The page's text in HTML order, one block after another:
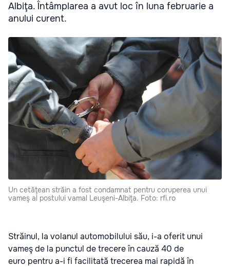
Albiţa. Întâmplarea a avut loc în luna februarie a
anului curent.
Un cetăţean străin a fost condamnat pentru coruperea unui
vameş al postului vamal Leuşeni-Albiţa. Foto: rfi.ro
Străinul, la volanul automobilului său, i-a oferit unui
vameş de la punctul de trecere în cauză 40 de
euro pentru a-i fi facilitată trecerea mai rapidă în